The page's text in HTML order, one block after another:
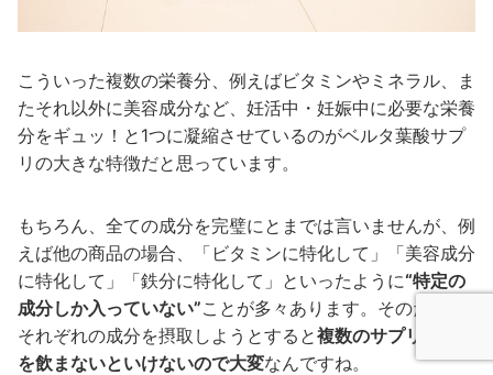
こういった複数の栄養分、例えばビタミンやミネラル、ま
たそれ以外に美容成分など、妊活中・妊娠中に必要な栄養
分をギュッ！と1つに凝縮させているのがベルタ葉酸サプ
リの大きな特徴だと思っています。
もちろん、全ての成分を完璧にとまでは言いませんが、例
えば他の商品の場合、「ビタミンに特化して」「美容成分
に特化して」「鉄分に特化して」といったように“特定の
成分しか入っていない”ことが多々あります。そのため、
それぞれの成分を摂取しようとすると複数のサプリメント
を飲まないといけないので大変なんですね。